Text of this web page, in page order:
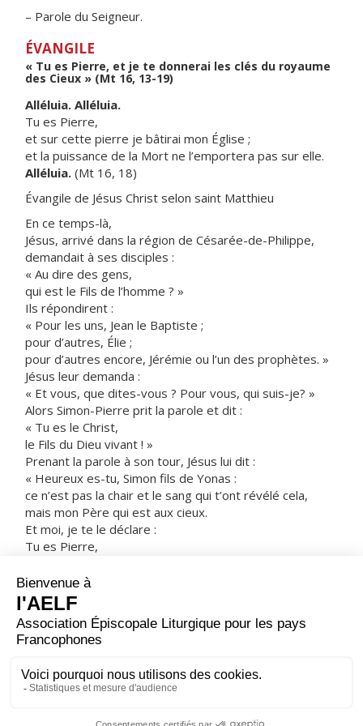
– Parole du Seigneur.
ÉVANGILE
« Tu es Pierre, et je te donnerai les clés du royaume
des Cieux » (Mt 16, 13-19)
Alléluia. Alléluia.
Tu es Pierre,
et sur cette pierre je bâtirai mon Église ;
et la puissance de la Mort ne l’emportera pas sur elle.
Alléluia. (Mt 16, 18)
Évangile de Jésus Christ selon saint Matthieu
En ce temps-là,
Jésus, arrivé dans la région de Césarée-de-Philippe,
demandait à ses disciples :
« Au dire des gens,
qui est le Fils de l’homme ? »
Ils répondirent :
« Pour les uns, Jean le Baptiste ;
pour d’autres, Élie ;
pour d’autres encore, Jérémie ou l’un des prophètes. »
Jésus leur demanda :
« Et vous, que dites-vous ? Pour vous, qui suis-je? »
Alors Simon-Pierre prit la parole et dit :
« Tu es le Christ,
le Fils du Dieu vivant ! »
Prenant la parole à son tour, Jésus lui dit :
« Heureux es-tu, Simon fils de Yonas :
ce n’est pas la chair et le sang qui t’ont révélé cela,
mais mon Père qui est aux cieux.
Et moi, je te le déclare :
Tu es Pierre,
et la puissance de la Mort ne l’emportera pas sur elle.
Je te donnerai les clés du royaume des Cieux :
tout ce que tu auras lié sur la terre
sera lié dans les cieux,
et tout ce que tu auras délié sur la terre
sera délié dans les cieux. »
– Acclamons la Parole de Dieu.